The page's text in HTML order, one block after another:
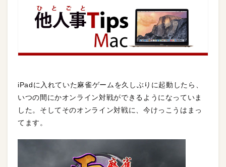
iPadに入れていた麻雀ゲームを久しぶりに起動したら、
いつの間にかオンライン対戦ができるようになっていま
した。そしてそのオンライン対戦に、今けっこうはまっ
てます。